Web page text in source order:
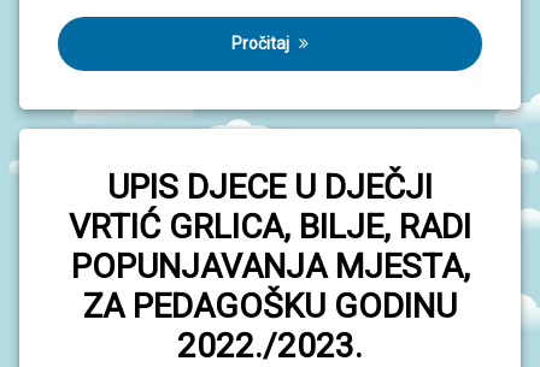
Pročitaj
UPIS DJECE U DJEČJI
VRTIĆ GRLICA, BILJE, RADI
POPUNJAVANJA MJESTA,
ZA PEDAGOŠKU GODINU
2022./2023.